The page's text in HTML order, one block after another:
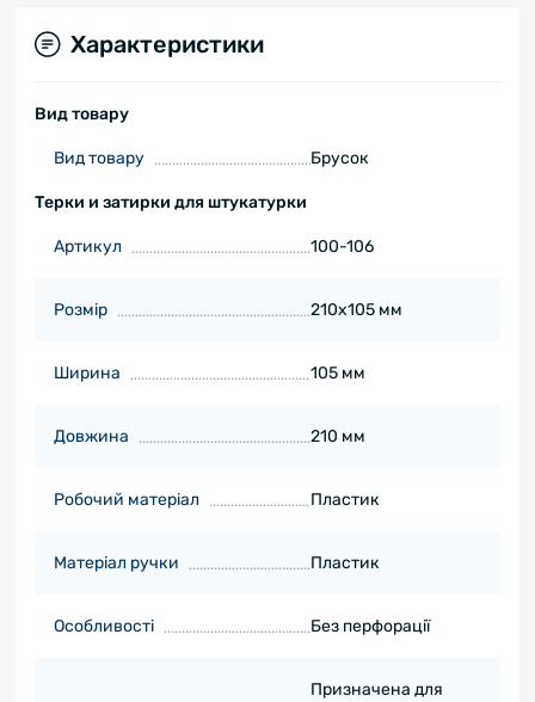
Характеристики
Вид товару
Вид товару Брусок
Терки и затирки для штукатурки
Артикул 100-106
Розмір 210х105 мм
Ширина 105 мм
Довжина 210 мм
Робочий матеріал Пластик
Матеріал ручки Пластик
Особливості Без перфорації
Призначена для